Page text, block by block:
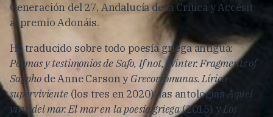
Generación del 27, Andalucía de la Crítica y Accésit
al premio Adonáis.
Ha traducido sobre todo poesía griega antigua:
Poemas y testimonios de Safo, If not, Winter. Fragments of
Sapphode Anne Carson yGrecorromanas. Lírica
superviviente (los tres en 2020); las antologíasAquel
vivir del mar. El mar en la poesía griega(2015) yLos